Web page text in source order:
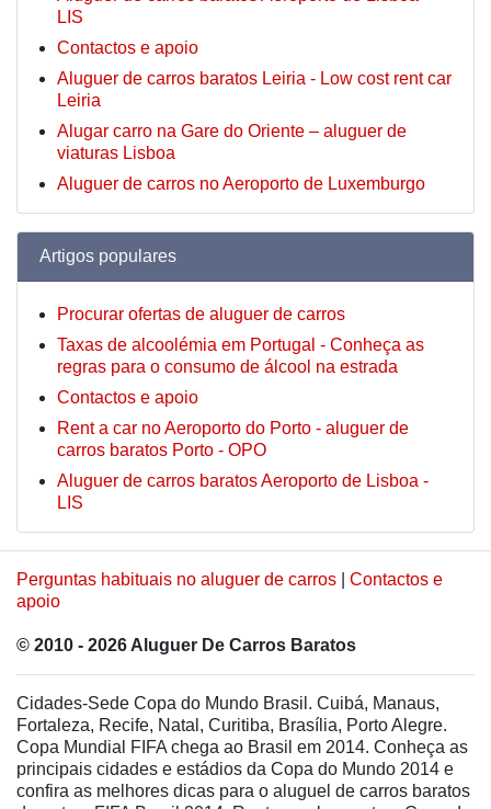
LIS
Contactos e apoio
Aluguer de carros baratos Leiria - Low cost rent car
Leiria
Alugar carro na Gare do Oriente – aluguer de
viaturas Lisboa
Aluguer de carros no Aeroporto de Luxemburgo
Artigos populares
Procurar ofertas de aluguer de carros
Taxas de alcoolémia em Portugal - Conheça as
regras para o consumo de álcool na estrada
Contactos e apoio
Rent a car no Aeroporto do Porto - aluguer de
carros baratos Porto - OPO
Aluguer de carros baratos Aeroporto de Lisboa -
LIS
Perguntas habituais no aluguer de carros
Contactos e
apoio
© 2010 - 2026 Aluguer De Carros Baratos
Cidades-Sede Copa do Mundo Brasil. Cuibá, Manaus,
Fortaleza, Recife, Natal, Curitiba, Brasília, Porto Alegre.
Copa Mundial FIFA chega ao Brasil em 2014. Conheça as
principais cidades e estádios da Copa do Mundo 2014 e
confira as melhores dicas para o aluguel de carros baratos